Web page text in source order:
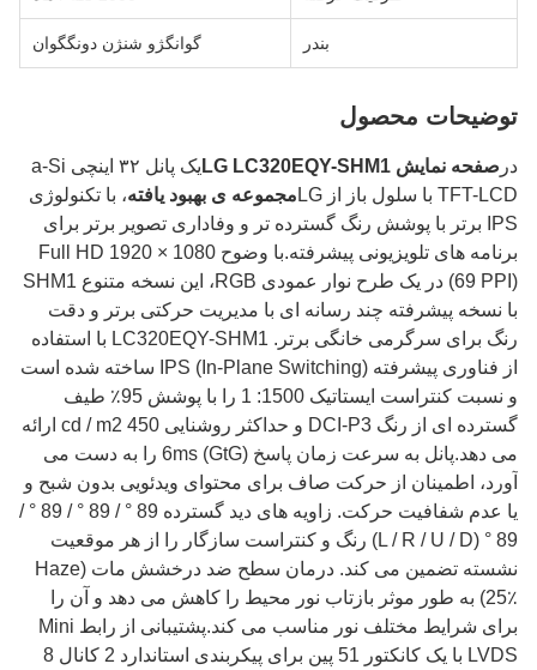
بندر گوانگژو شنژن دونگگوان
توضیحات محصول
درصفحه نمایش LG LC320EQY-SHM1
یک پانل ۳۲ اینچی a-Si
TFT-LCD با سلول باز از LG
مجموعه ی بهبود یافته، با تکنولوژی
IPS برتر با پوشش رنگ گسترده تر و وفاداری تصویر برتر برای
برنامه های تلویزیونی پیشرفته.با وضوح Full HD 1920 × 1080
(69 PPI) در یک طرح نوار عمودی RGB، این نسخه متنوع SHM1
با نسخه پیشرفته چند رسانه ای با مدیریت حرکتی برتر و دقت
رنگ برای سرگرمی خانگی برتر. LC320EQY-SHM1 با استفاده
از فناوری پیشرفته IPS (In-Plane Switching) ساخته شده است
و نسبت کنتراست ایستاتیک 1500: 1 را با پوشش 95٪ طیف
گسترده ای از رنگ DCI-P3 و حداکثر روشنایی 450 cd / m2 ارائه
می دهد.پانل به سرعت زمان پاسخ 6ms (GtG) را به دست می
آورد، اطمینان از حرکت صاف برای محتوای ویدئویی بدون شبح و
یا عدم شفافیت حرکت. زاویه های دید گسترده 89 ° / 89 ° / 89 ° /
89 ° (L / R / U / D) رنگ و کنتراست سازگار را از هر موقعیت
نشسته تضمین می کند. درمان سطح ضد درخشش مات (Haze
25٪) به طور موثر بازتاب نور محیط را کاهش می دهد و آن را
برای شرایط مختلف نور مناسب می کند.پشتیبانی از رابط Mini
LVDS با یک کانکتور 51 پین برای پیکربندی استاندارد 2 کانال 8